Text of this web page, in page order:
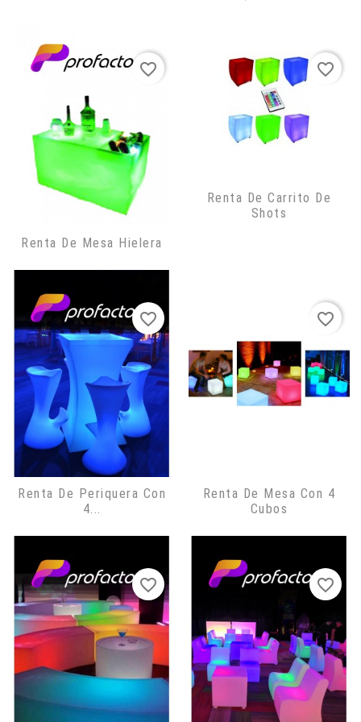
Renta De Mesa Hielera
favorite_border
Renta De Carrito De
Shots
favorite_border
Renta De Periquera Con
4...
favorite_border
Renta De Mesa Con 4
Cubos
favorite_border
favorite_border favorite_border